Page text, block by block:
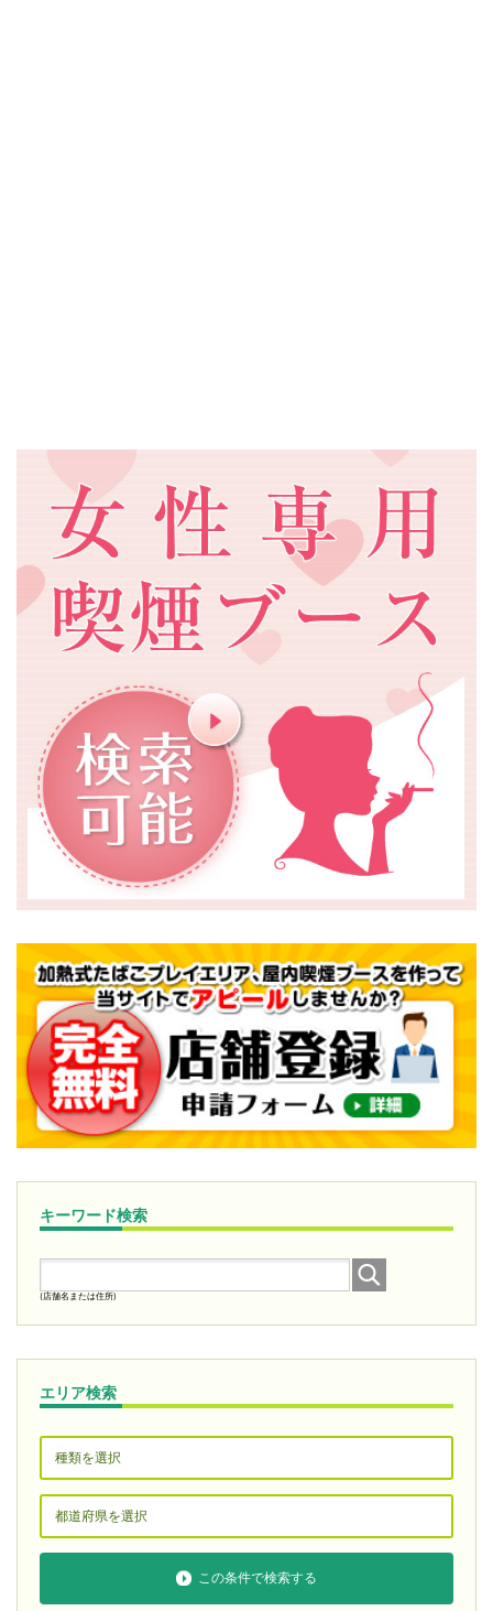
キーワード検索
(店舗名または住所)
エリア検索
この条件で検索する